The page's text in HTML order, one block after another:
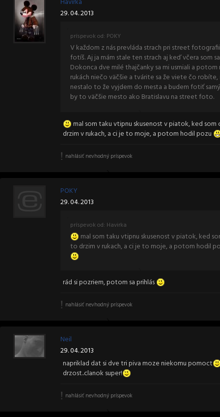
29. 04. 2013
príspevok od: POKY
V každom z nás prevláda strach pri street
fotíš. Aj ja mám stale ten strach aj keď včera som
Dokonca dve milé thajčanky sa mi usmiali a
rukách niečo väčšie a tvárite sa že viete čo
nestalo to že vyjdem do mesta a budem fotiť
by to väčšie mesto ako Bratislavu na street foto.
mal som taku vtipnu skusenost v piatok, ked
drzim v rukach, a ci je to moje, a potom hodil pozu
nahlásiť nevhodný príspevok
POKY
29. 04. 2013
príspevok od: Havirka
mal som taku vtipnu skusenost v piatok, ked
to drzim v rukach, a ci je to moje, a potom hodil
rád si pozriem, potom sa prihlás
nahlásiť nevhodný príspevok
Neil
29. 04. 2013
napriklad dat si dve tri piva moze niekomu pomoct
drzost..clanok super!
nahlásiť nevhodný príspevok